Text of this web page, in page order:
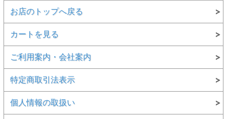
お店のトップへ戻る
カートを見る
ご利用案内・会社案内
特定商取引法表示
個人情報の取扱い